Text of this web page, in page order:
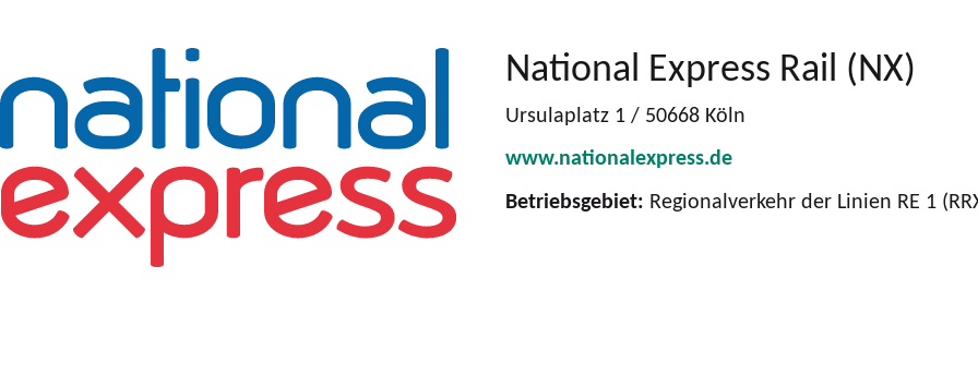
National Express Rail (NX)
Ursulaplatz 1 / 50668 Köln
www.nationalexpress.de
Betriebsgebiet: Regionalverkehr der Linien RE 1